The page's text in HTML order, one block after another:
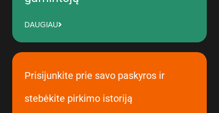
DAUGIAU
Prisijunkite prie savo paskyros ir
stebėkite pirkimo istoriją